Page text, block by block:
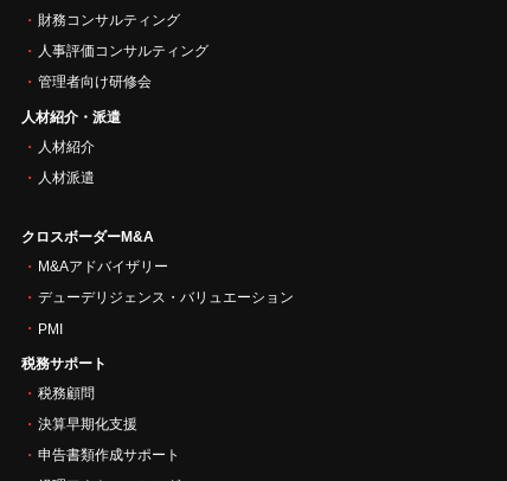
財務コンサルティング
人事評価コンサルティング
管理者向け研修会
人材紹介・派遣
人材紹介
人材派遣
クロスボーダーM&A
M&Aアドバイザリー
デューデリジェンス・バリュエーション
PMI
税務サポート
税務顧問
決算早期化支援
申告書類作成サポート